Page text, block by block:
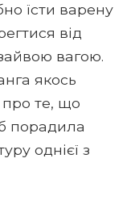
їсти варену
від
вагою.
якось
про те, що
порадила
однієї з